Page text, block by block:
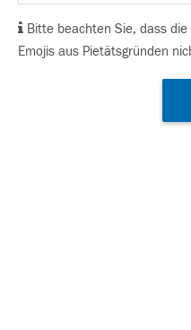
Bitte beachten Sie, dass
Emojis aus Pietätsgründen